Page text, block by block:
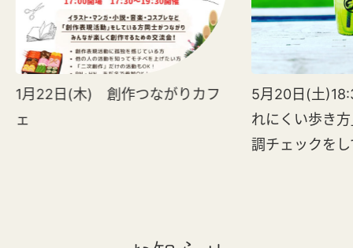
1月22日(木) 創作つながりカフ
ェ
5月20日(土
れにくい歩き
調チェックを